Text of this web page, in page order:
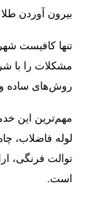
بیرون آوردن
تنها کافیست
مشکلات را با
روش‌های ساده و
مهم‌ترین این
لوله فاضلاب،
توالت فرنگی،
است.